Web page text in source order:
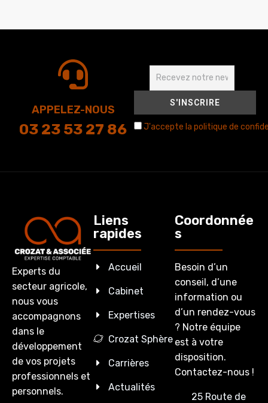
APPELEZ-NOUS
03 23 53 27 86 J'accepte la politique de
Experts du
secteur agricole,
nous vous
accompagnons
dans le
développement
de vos projets
professionnels et
personnels.
Liens
rapides
Accueil
Cabinet
Expertises
Crozat Sphère
Carrières
Actualités
Coordonnée
s
Besoin d’un
conseil, d’une
information ou
d’un rendez-vous
? Notre équipe
est à votre
disposition.
Contactez-nous !
25 Route de